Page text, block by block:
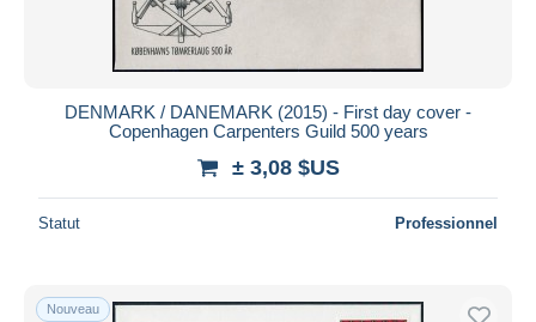
DENMARK / DANEMARK (2015) - First day cover -
Copenhagen Carpenters Guild 500 years
± 3,08 $US
Statut Professionnel
Nouveau